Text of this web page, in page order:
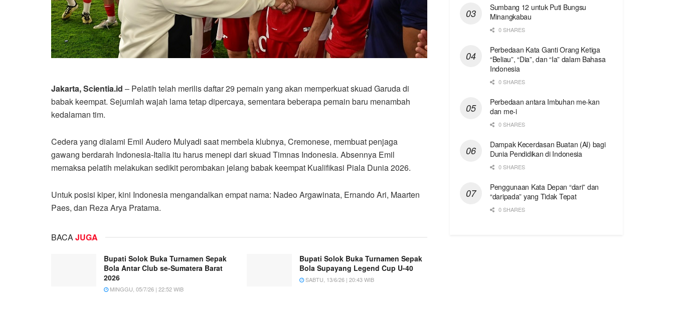
Jakarta, Scientia.id – Pelatih telah merilis daftar 29 pemain yang akan memperkuat skuad Garuda di
babak keempat. Sejumlah wajah lama tetap dipercaya, sementara beberapa pemain baru menambah
kedalaman tim.
Cedera yang dialami Emil Audero Mulyadi saat membela klubnya, Cremonese, membuat penjaga
gawang berdarah Indonesia-Italia itu harus menepi dari skuad Timnas Indonesia. Absennya Emil
memaksa pelatih melakukan sedikit perombakan jelang babak keempat Kualifikasi Piala Dunia 2026.
Untuk posisi kiper, kini Indonesia mengandalkan empat nama: Nadeo Argawinata, Ernando Ari, Maarten
Paes, dan Reza Arya Pratama.
BACAJUGA
Bupati Solok Buka Turnamen Sepak
Bola Antar Club se-Sumatera Barat
2026
MINGGU, 05/7/26 | 22:52 WIB
Bupati Solok Buka Turnamen Sepak
Bola Supayang Legend Cup U-40
SABTU, 13/6/26 | 20:43 WIB
Sumbang 12 untuk Puti Bungsu
Minangkabau
0 SHARES
Perbedaan Kata Ganti Orang Ketiga
“Beliau”, “Dia”, dan “Ia” dalam Bahasa
Indonesia
0 SHARES
Perbedaan antara Imbuhan me-kan
dan me-i
0 SHARES
Dampak Kecerdasan Buatan (AI) bagi
Dunia Pendidikan di Indonesia
0 SHARES
Penggunaan Kata Depan “dari” dan
“daripada” yang Tidak Tepat
0 SHARES